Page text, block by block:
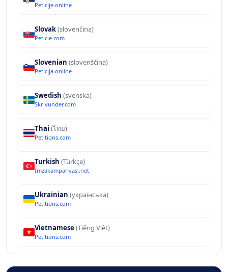
Peticije.online
Slovak(slovenčina)
Peticie.com
Slovenian (slovenščina)
Peticija.online
Swedish (svenska)
Skrivunder.com
Thai (ไทย)
Petitions.com
Turkish (Türkçe)
Imzakampanyasi.net
Ukrainian (українська)
Petitions.com
Vietnamese (Tiếng Việt)
Petitions.com